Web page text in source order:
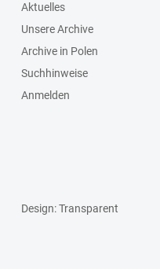
Aktuelles
Unsere Archive
Archive in Polen
Suchhinweise
Anmelden
Design: Transparent